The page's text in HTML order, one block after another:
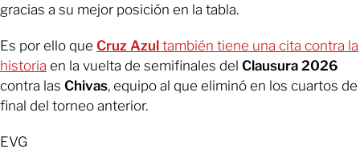
gracias a su mejor posición en la tabla.
Es por ello que Cruz Azul también tiene una cita contra la
historia en la vuelta de semifinales del Clausura 2026
contra las Chivas, equipo al que eliminó en los cuartos de
final del torneo anterior.
EVG